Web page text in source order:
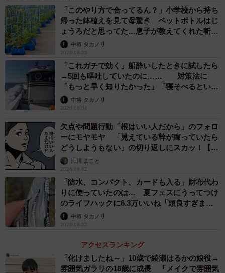
片付け終わった部屋（マヒロッツォさん提供）
―いつもこの布団で寝ておられたんですよね。
「はい。いつも写真の、タンスが倒れていた場所で寝てい
ました」
「突っ張り棒はしていませんでした。ですが、タンスや本
「このやり方で合ってるん？」小学校から持ち
帰った鉢植えを見て母驚き ペットボトルはじ
ょうろだと思ってた…息子が教えてくれた斬新
な水やりとは
中将 タカノリ
2026.08.05
「これガチで効く」船酔いしたときに試したら
→5回も嘔吐していたのに…… 対策法に
「もっと早く知りたかった」「寝そべるといい
らしい」
中将 タカノリ
2026.08.04
欠点や問題行動「根はいい人だから」のフォロ
ーにモヤモヤ 「見えている幹が腐っていたら
どうしようもない」の切り返しにスカッ！【漫
画】海川 まこと
2026.08.02
「防水、コンパクト、カードも入る」財布代わ
りに使っていたのは… 夏フェスにうってつけ
のライフハックに6.3万いいね「頭良すぎま
す」中将 タカノリ
2026.08.02
アクセスランキング
「化けましたね～」10歳で綾瀬はるかの娘役→
雰囲気ガラリの18歳に成長 「メイクで雰囲気